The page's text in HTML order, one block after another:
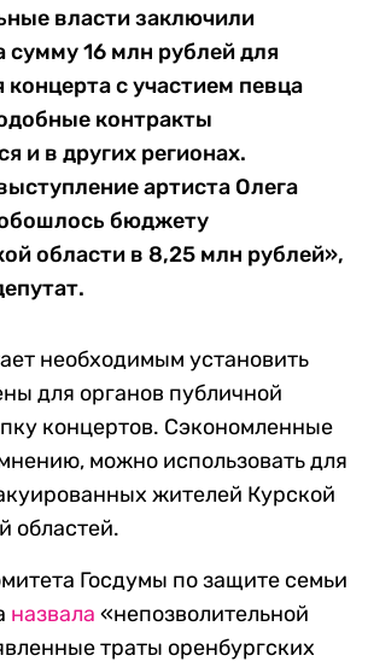
власти заключили
сумму 16 млн рублей для
концерта с участием певца
контракты
и в других регионах.
артиста Олега
бюджету
области в 8,25 млн рублей»,
необходимым установить
для органов публичной
концертов. Сэкономленные
можно использовать для
жителей Курской
областей.
Госдумы по защите семьи
назвала «непозволительной
траты оренбургских